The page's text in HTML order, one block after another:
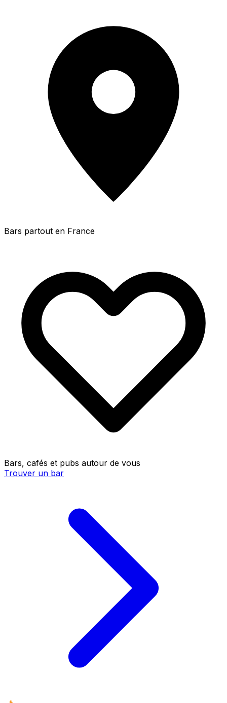
Bars partout en France
Bars, cafés et pubs autour de vous
Trouver un bar